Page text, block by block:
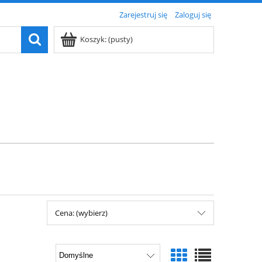
Zarejestruj się Zaloguj się
Koszyk:(pusty)
Cena: (wybierz)